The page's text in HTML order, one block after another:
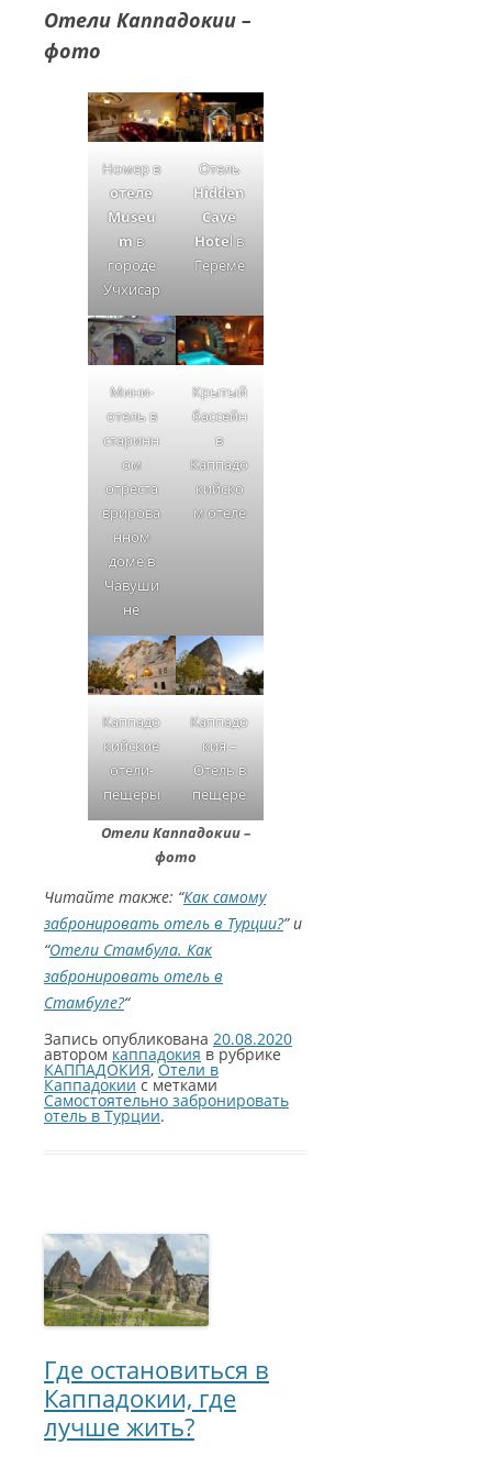
Отели Каппадокии –
фото
Номер в
отеле
Museu
mв
городе
Учхисар
Отель
Hidden
Cave
Hotel в
Гереме
Мини-
отель в
старинн
ом
отреста
врирова
нном
доме в
Чавуши
не
Крытый
бассейн
в
Каппадо
кийско
м отеле
Каппадо
кийские
отели-
пещеры
Каппадо
кия –
Отель в
пещере
Отели Каппадокии –
фото
Читайте также: “Как самому
забронировать отель в Турции?” и
“Отели Стамбула. Как
забронировать отель в
Стамбуле?“
Запись опубликована 20.08.2020
автором каппадокия в рубрике
КАППАДОКИЯ,Отели в
Каппадокиис метками
Самостоятельно забронировать
отель в Турции.
Где остановиться в
Каппадокии, где
лучше жить?